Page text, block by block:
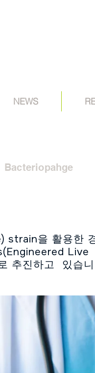
NEWS
Bacteriopahge
strain을 활용한
Live
추진하고 있습